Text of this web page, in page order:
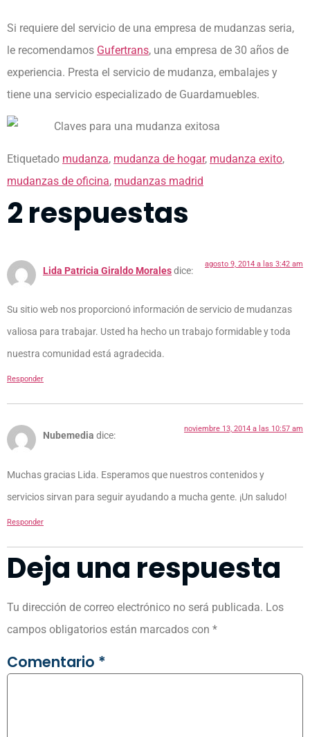
Si requiere del servicio de una empresa de mudanzas seria,
le recomendamos Gufertrans, una empresa de 30 años de
experiencia. Presta el servicio de mudanza, embalajes y
tiene una servicio especializado de Guardamuebles.
Etiquetado mudanza, mudanza de hogar, mudanza exito,
mudanzas de oficina, mudanzas madrid
2 respuestas
Lida Patricia Giraldo Moralesdice:
agosto 9, 2014 a las 3:42 am
Su sitio web nos proporcionó información de servicio de mudanzas
valiosa para trabajar. Usted ha hecho un trabajo formidable y toda
nuestra comunidad está agradecida.
Responder
Nubemedia dice:
noviembre 13, 2014 a las 10:57 am
Muchas gracias Lida. Esperamos que nuestros contenidos y
servicios sirvan para seguir ayudando a mucha gente. ¡Un saludo!
Responder
Deja una respuesta
Tu dirección de correo electrónico no será publicada. Los
campos obligatorios están marcados con *
Comentario *